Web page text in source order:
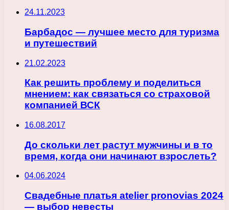
24.11.2023
Барбадос — лучшее место для туризма
и путешествий
21.02.2023
Как решить проблему и поделиться
мнением: как связаться со страховой
компанией ВСК
16.08.2017
До скольки лет растут мужчины и в то
время, когда они начинают взрослеть?
04.06.2024
Свадебные платья atelier pronovias 2024
— выбор невесты